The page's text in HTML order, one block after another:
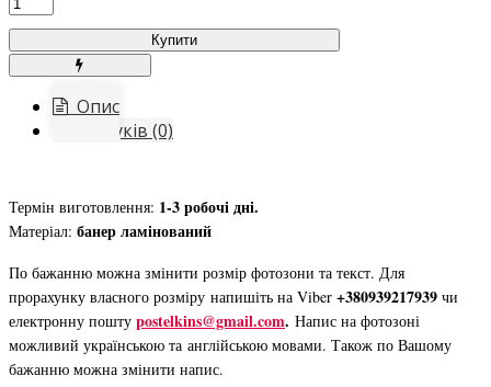
Купити
Опис
Відгуків (0)
Термін виготовлення: 1-3 робочі дні.
Матеріал: банер ламінований
По бажанню можна змінити розмір фотозони та текст. Для
прорахунку власного розміру напишіть на Viber +380939217939 чи
електронну пошту postelkins@gmail.com. Напис на фотозоні
можливий українською та англійською мовами. Також по Вашому
бажанню можна змінити напис.